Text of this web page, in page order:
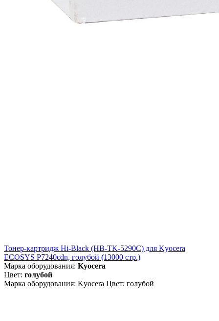
Тонер-картридж Hi-Black (HB-TK-5290C) для Kyocera
ECOSYS P7240cdn, голубой (13000 стр.)
Марка оборудования: Kyocera
Цвет: голубой
Марка оборудования: Kyocera Цвет: голубой